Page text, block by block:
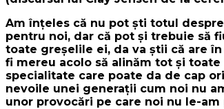
Am înţeles că nu pot şti totul
pentru noi, dar că pot şi trebuie să
toate greşelile ei, da va ştii că are
fi mereu acolo să alinăm tot şi
specialitate care poate da de cap
nevoile unei generaţii cum noi nu
unor provocări pe care noi nu le-